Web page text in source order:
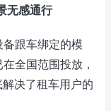
无感通行
跟车绑定的模
全国范围投放，
决了租车用户的